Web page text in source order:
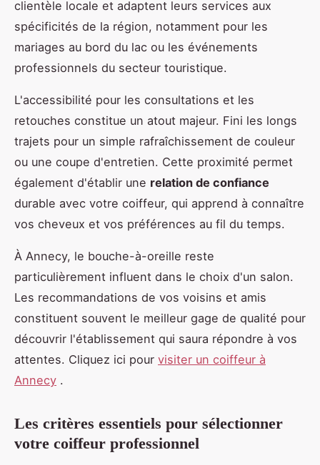
clientèle locale et adaptent leurs services aux
spécificités de la région, notamment pour les
mariages au bord du lac ou les événements
professionnels du secteur touristique.
L'accessibilité pour les consultations et les
retouches constitue un atout majeur. Fini les longs
trajets pour un simple rafraîchissement de couleur
ou une coupe d'entretien. Cette proximité permet
également d'établir une relation de confiance
durable avec votre coiffeur, qui apprend à connaître
vos cheveux et vos préférences au fil du temps.
À Annecy, le bouche-à-oreille reste
particulièrement influent dans le choix d'un salon.
Les recommandations de vos voisins et amis
constituent souvent le meilleur gage de qualité pour
découvrir l'établissement qui saura répondre à vos
attentes. Cliquez ici pour visiter un coiffeur à
Annecy .
Les critères essentiels pour sélectionner
votre coiffeur professionnel